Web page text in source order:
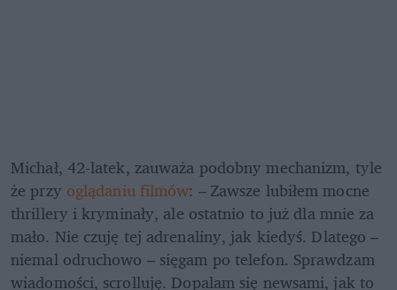
Michał, 42-latek, zauważa podobny mechanizm, tyle
że przy oglądaniu filmów: – Zawsze lubiłem mocne
thrillery i kryminały, ale ostatnio to już dla mnie za
mało. Nie czuję tej adrenaliny, jak kiedyś. Dlatego –
niemal odruchowo – sięgam po telefon. Sprawdzam
wiadomości, scrolluję. Dopalam się newsami, jak to